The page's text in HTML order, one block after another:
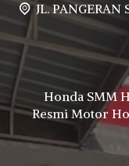
JL. PANGERAN SUTAJAYA HULUBANTENG LOR
Honda SMM
Resmi Motor